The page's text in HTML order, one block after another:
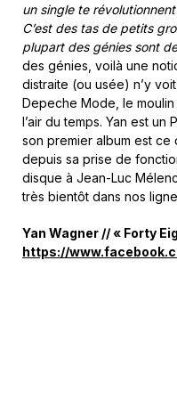
un single te
C’est des tas de petits
plupart des génies sont
des génies, voilà une
distraite (ou usée) n’y
Depeche Mode, le
l’air du temps. Yan est
son premier album est ce
depuis sa prise de
disque à Jean-Luc
très bientôt dans nos
Yan Wagner // « Forty
https://